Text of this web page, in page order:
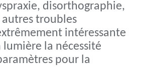
disorthographie,
troubles
intéressante
la nécessité
pour la